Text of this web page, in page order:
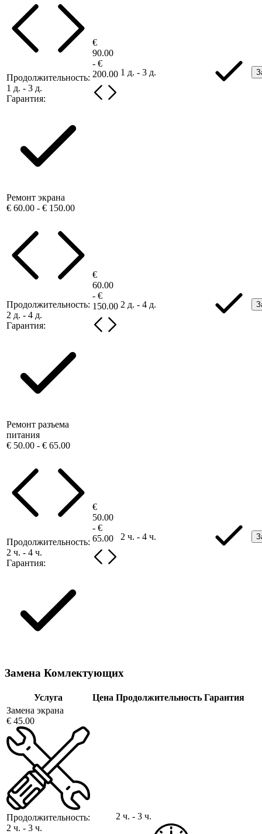
Продолжительность:
1 д. - 3 д.
Гарантия:
€
90.00
- €
200.00 1 д. - 3 д.
Ремонт экрана
€ 60.00 - € 150.00
Продолжительность:
2 д. - 4 д.
Гарантия:
€
60.00
- €
150.00 2 д. - 4 д.
Ремонт разъема
питания
€ 50.00 - € 65.00
Продолжительность:
2 ч. - 4 ч.
Гарантия:
€
50.00
- €
65.00
2 ч. - 4 ч.
Замена Комлектующих
Услуга Цена Продолжительность Гарантия
Замена экрана
€ 45.00
Продолжительность:
2 ч. - 3 ч.
2 ч. - 3 ч.